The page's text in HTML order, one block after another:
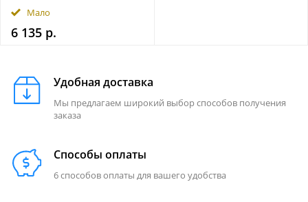
Мало
6 135 р.
Удобная доставка
Мы предлагаем широкий выбор способов получения
заказа
Способы оплаты
6 способов оплаты для вашего удобства